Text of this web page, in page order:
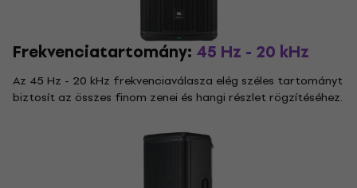
Frekvenciatartomány: 45 Hz - 20 kHz
Az 45 Hz - 20 kHz frekvenciaválasza elég széles tartományt
biztosít az összes finom zenei és hangi részlet rögzítéséhez.